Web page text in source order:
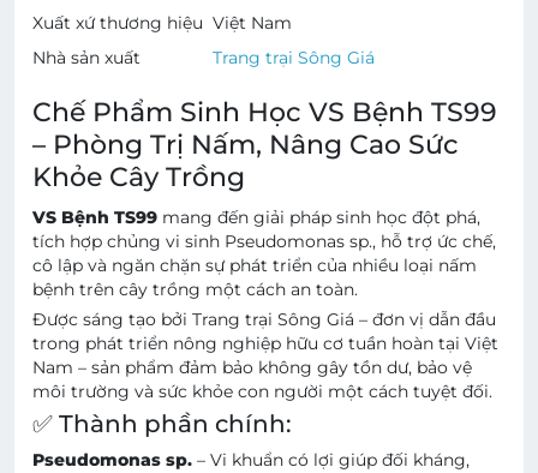
Xuất xứ thương hiệu Việt Nam
Nhà sản xuất
Trang trại Sông Giá
Chế Phẩm Sinh Học VS Bệnh TS99
– Phòng Trị Nấm, Nâng Cao Sức
Khỏe Cây Trồng
VS Bệnh TS99 mang đến giải pháp sinh học đột phá,
tích hợp chủng vi sinh Pseudomonas sp., hỗ trợ ức chế,
cô lập và ngăn chặn sự phát triển của nhiều loại nấm
bệnh trên cây trồng một cách an toàn.
Được sáng tạo bởi Trang trại Sông Giá – đơn vị dẫn đầu
trong phát triển nông nghiệp hữu cơ tuần hoàn tại Việt
Nam – sản phẩm đảm bảo không gây tồn dư, bảo vệ
môi trường và sức khỏe con người một cách tuyệt đối.
✅ Thành phần chính:
Pseudomonas sp. – Vi khuẩn có lợi giúp đối kháng,